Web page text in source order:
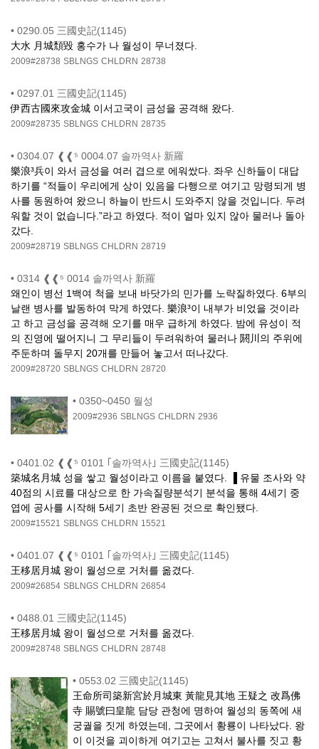
• 0290.05 三國史記(1145)
大水 月城頽毀 홍수가 나 월성이 무너졌다.
2009#28738 SBLNGS CHLDRN 28738
• 0297.01 三國史記(1145)
伊西古國來攻金城 이서고국이 금성을 공격해 왔다.
2009#28735 SBLNGS CHLDRN 28735
• 0304.07 ❰❰⁵ 0004.07 솔까역사 新羅
樂浪³兵이 와서 금성을 여러 겹으로 에워쌌다. 좌우 신하들이 대답
하기를 “적들이 우리에게 상이 있음을 다행으로 여기고 망령되게 병
사를 동원하여 왔으니 하늘이 반드시 도와주지 않을 것입니다. 두려
워할 것이 없습니다.”라고 하였다. 적이 얼마 있지 않아 물러나 돌아
갔다.
2009#28719 SBLNGS CHLDRN 28719
• 0314 ❰❰⁵ 0014 솔까역사 新羅
왜인이 병선 1백여 척을 보내 바닷가의 민가를 노략질하였다. 6부의
날랜 병사를 발동하여 막게 하였다. 樂浪³이 내부가 비었을 것이라
고 하고 금성을 공격해 오기를 매우 급하게 하였다. 밤에 유성이 적
의 진영에 떨어지니 그 무리들이 두려워하여 물러나 閼川의 주위에
주둔하며 돌무지 20개를 만들어 놓고서 떠나갔다.
2009#28720 SBLNGS CHLDRN 28720
• 0350~0450 월성
2009#2936 SBLNGS CHLDRN 2936
• 0401.02 ❰❰⁵ 0101 ｢솔까역사｣ 三國史記(1145)
築城名月城 성을 쌓고 월성이라고 이름을 붙였다. ▐ 유물 조사와 약
40점의 시료를 대상으로 한 가속질량분석기 분석을 통해 4세기 중
엽에 공사를 시작해 5세기 초반 완공된 것으로 확인됐다.
2009#15521 SBLNGS CHLDRN 15521
• 0401.07 ❰❰⁵ 0101 ｢솔까역사｣ 三國史記(1145)
王移居月城 왕이 월성으로 거처를 옮겼다.
2009#26854 SBLNGS CHLDRN 26854
• 0488.01 三國史記(1145)
王移居月城 왕이 월성으로 거처를 옮겼다.
2009#28748 SBLNGS CHLDRN 28748
• 0553.02 三國史記(1145)
王命所司築新宮於月城東 黃龍見其地 王疑之 改爲佛
寺 賜號曰皇龍 담당 관청에 명하여 월성의 동쪽에 새
궁궐을 짓게 하였는데, 그곳에서 황룡이 나타났다. 왕
이 이것을 괴이하게 여기고는 고쳐서 불사를 짓고 황